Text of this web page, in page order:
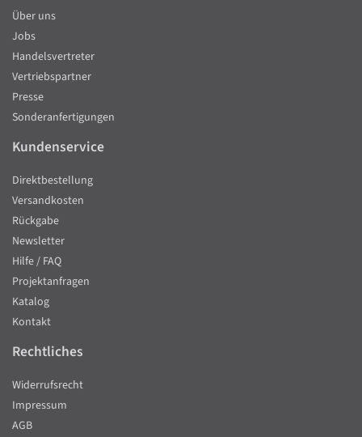
Über uns
Jobs
Handelsvertreter
Vertriebspartner
Presse
Sonderanfertigungen
Kundenservice
Direktbestellung
Versandkosten
Rückgabe
Newsletter
Hilfe / FAQ
Projektanfragen
Katalog
Kontakt
Rechtliches
Widerrufsrecht
Impressum
AGB